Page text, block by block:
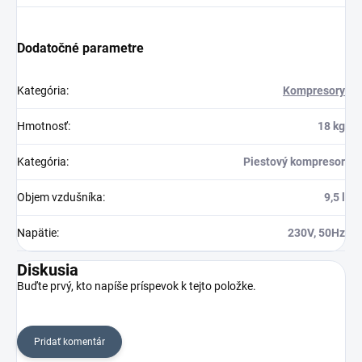
Dodatočné parametre
Kategória: Kompresory
Hmotnosť: 18 kg
Kategória: Piestový kompresor
Objem vzdušníka: 9,5 l
Napätie: 230V, 50Hz
Diskusia
Buďte prvý, kto napíše príspevok k tejto položke.
Pridať komentár